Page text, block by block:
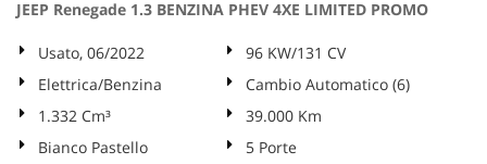
JEEP Renegade 1.3 BENZINA PHEV 4XE LIMITED PROMO
Usato, 06/2022
96 KW/131 CV
Elettrica/Benzina
Cambio Automatico (6)
1.332 Cm³
39.000 Km
Bianco Pastello
5 Porte